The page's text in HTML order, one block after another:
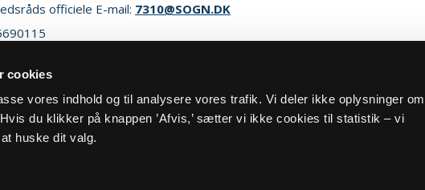
cookies
vores indhold og til analysere vores trafik. Vi deler ikke oplysninger om
du klikker på knappen ’Afvis,’ sætter vi ikke cookies til statistik – vi
huske dit valg.
officiele E-mail: 7310@SOGN.DK
henvendelse